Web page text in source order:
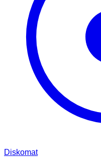
Diskomat